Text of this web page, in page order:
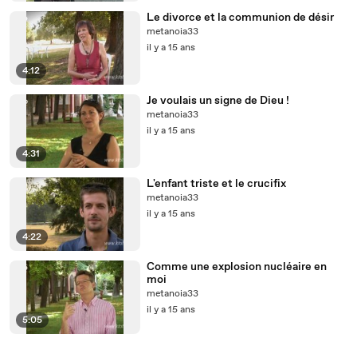
4:12
Le divorce et la communion de désir
metanoia33
il y a 15 ans
4:31
Je voulais un signe de Dieu !
metanoia33
il y a 15 ans
4:22
L'enfant triste et le crucifix
metanoia33
il y a 15 ans
5:05
Comme une explosion nucléaire en
moi
metanoia33
il y a 15 ans